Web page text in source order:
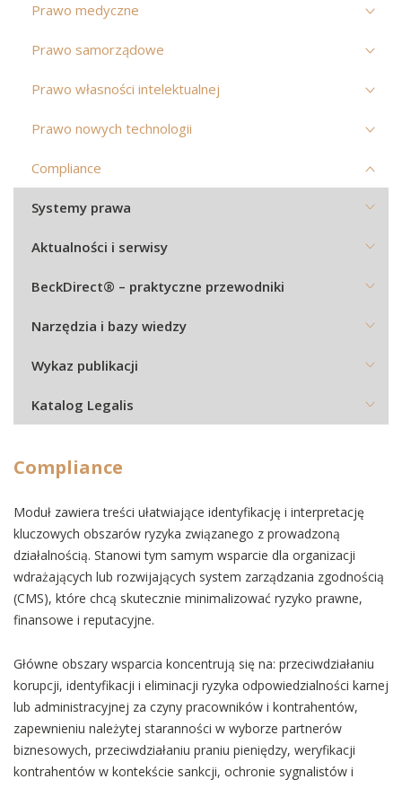
Prawo medyczne
Prawo samorządowe
Prawo własności intelektualnej
Prawo nowych technologii
Compliance
Systemy prawa
Aktualności i serwisy
BeckDirect® – praktyczne przewodniki
Narzędzia i bazy wiedzy
Wykaz publikacji
Katalog Legalis
Compliance
Moduł zawiera treści ułatwiające identyfikację i interpretację
kluczowych obszarów ryzyka związanego z prowadzoną
działalnością. Stanowi tym samym wsparcie dla organizacji
wdrażających lub rozwijających system zarządzania zgodnością
(CMS), które chcą skutecznie minimalizować ryzyko prawne,
finansowe i reputacyjne.
Główne obszary wsparcia koncentrują się na: przeciwdziałaniu
korupcji, identyfikacji i eliminacji ryzyka odpowiedzialności karnej
lub administracyjnej za czyny pracowników i kontrahentów,
zapewnieniu należytej staranności w wyborze partnerów
biznesowych, przeciwdziałaniu praniu pieniędzy, weryfikacji
kontrahentów w kontekście sankcji, ochronie sygnalistów i